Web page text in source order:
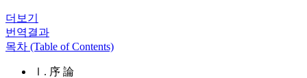
더보기
번역결과
목차 (Table of Contents)
Ⅰ. 序 論